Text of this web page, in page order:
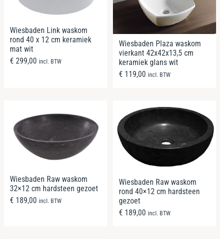
Wiesbaden Link waskom
rond 40 x 12 cm keramiek
mat wit
€ 299,00 incl. BTW
Wiesbaden Plaza waskom
vierkant 42x42x13,5 cm
keramiek glans wit
€ 119,00 incl. BTW
Wiesbaden Raw waskom
32×12 cm hardsteen gezoet
€ 189,00 incl. BTW
Wiesbaden Raw waskom
rond 40×12 cm hardsteen
gezoet
€ 189,00 incl. BTW